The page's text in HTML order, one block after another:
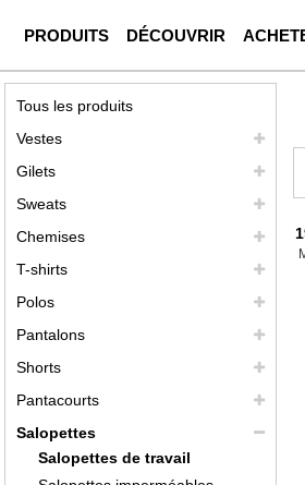
PRODUITS DÉCOUVRIR
Tous les produits
Vestes
Gilets
Sweats
Chemises
T-shirts
Polos
Pantalons
Shorts
Pantacourts
Salopettes
Salopettes de travail